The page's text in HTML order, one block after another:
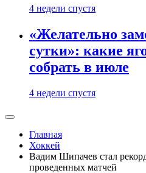
4 недели спустя
«Желательно
сутки»: какие
собрать в июле
4 недели спустя
Главная
Хоккей
Вадим Шипачев стал
проведенных матчей